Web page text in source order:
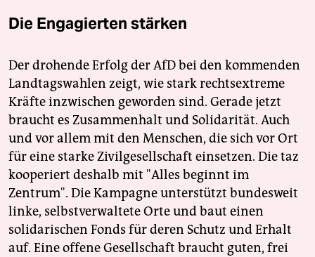
Die Engagierten stärken
Der drohende Erfolg der AfD bei den kommenden
Landtagswahlen zeigt, wie stark rechtsextreme
Kräfte inzwischen geworden sind. Gerade jetzt
braucht es Zusammenhalt und Solidarität. Auch
und vor allem mit den Menschen, die sich vor Ort
für eine starke Zivilgesellschaft einsetzen. Die taz
kooperiert deshalb mit "Alles beginnt im
Zentrum". Die Kampagne unterstützt bundesweit
linke, selbstverwaltete Orte und baut einen
solidarischen Fonds für deren Schutz und Erhalt
auf. Eine offene Gesellschaft braucht guten, frei